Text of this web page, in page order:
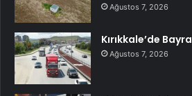
Ağustos 7, 2026
Kırıkkale’de
Ağustos 7, 2026